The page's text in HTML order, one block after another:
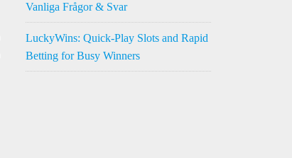
Vanliga Frågor & Svar
LuckyWins: Quick‑Play Slots and Rapid
Betting for Busy Winners